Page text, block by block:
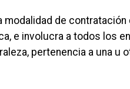
de contratación
e involucra a todos los
pertenencia a una u